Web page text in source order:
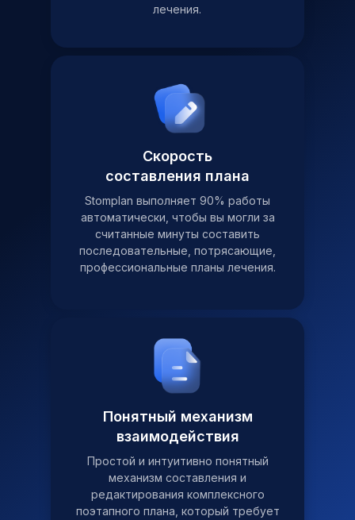
Простой и интуитивно понятный
механизм составления и
редактирования комплексного
поэтапного плана, который требует
Понятный механизм
взаимодействия
Stomplan выполняет 90% работы
автоматически, чтобы вы могли за
считанные минуты составить
последовательные, потрясающие,
профессиональные планы лечения.
лечения.
Скорость
составления плана